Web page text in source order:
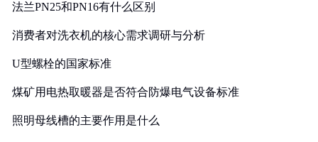
法兰PN25和PN16有什么区别
消费者对洗衣机的核心需求调研与分析
U型螺栓的国家标准
煤矿用电热取暖器是否符合防爆电气设备标准
照明母线槽的主要作用是什么